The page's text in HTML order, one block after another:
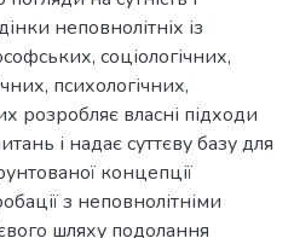
неповнолітніх із
соціологічних,
психологічних,
розробляє власні підходи
і надає суттєву базу для
концепції
з неповнолітніми
шляху подолання